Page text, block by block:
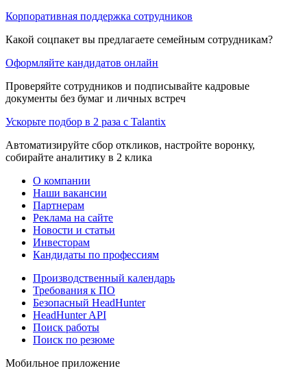
Корпоративная поддержка сотрудников
Какой соцпакет вы предлагаете семейным сотрудникам?
Оформляйте кандидатов онлайн
Проверяйте сотрудников и подписывайте кадровые
документы без бумаг и личных встреч
Ускорьте подбор в 2 раза с Talantix
Автоматизируйте сбор откликов, настройте воронку,
собирайте аналитику в 2 клика
О компании
Наши вакансии
Партнерам
Реклама на сайте
Новости и статьи
Инвесторам
Кандидаты по профессиям
Производственный календарь
Требования к ПО
Безопасный HeadHunter
HeadHunter API
Поиск работы
Поиск по резюме
Мобильное приложение